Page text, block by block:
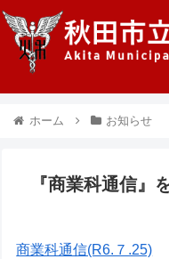
ホーム お知らせ
『商業科通信』
商業科通信(R6.７.25)